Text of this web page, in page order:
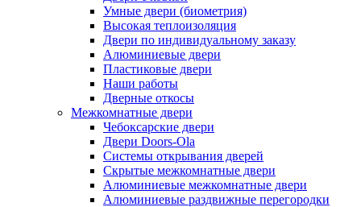
Умные двери (биометрия)
Высокая теплоизоляция
Двери по индивидуальному заказу
Алюминиевые двери
Пластиковые двери
Наши работы
Дверные откосы
Межкомнатные двери
Чебоксарские двери
Двери Doors-Ola
Системы открывания дверей
Скрытые межкомнатные двери
Алюминиевые межкомнатные двери
Алюминиевые раздвижные перегородки